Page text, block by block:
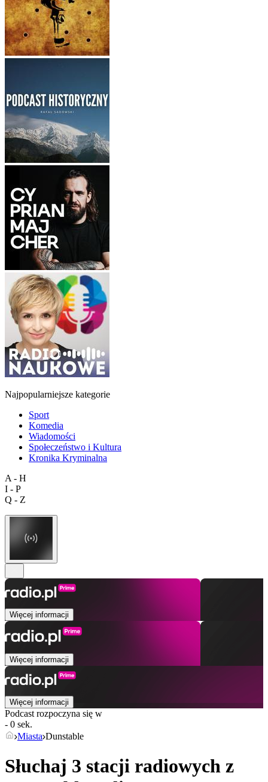
Najpopularniejsze kategorie
Sport
Komedia
Wiadomości
Społeczeństwo i Kultura
Kronika Kryminalna
A - H
I - P
Q - Z
Więcej informacji
Więcej informacji
Więcej informacji
Podcast rozpoczyna się w
- 0 sek.
Miasta Dunstable
Słuchaj 3 stacji radiowych z